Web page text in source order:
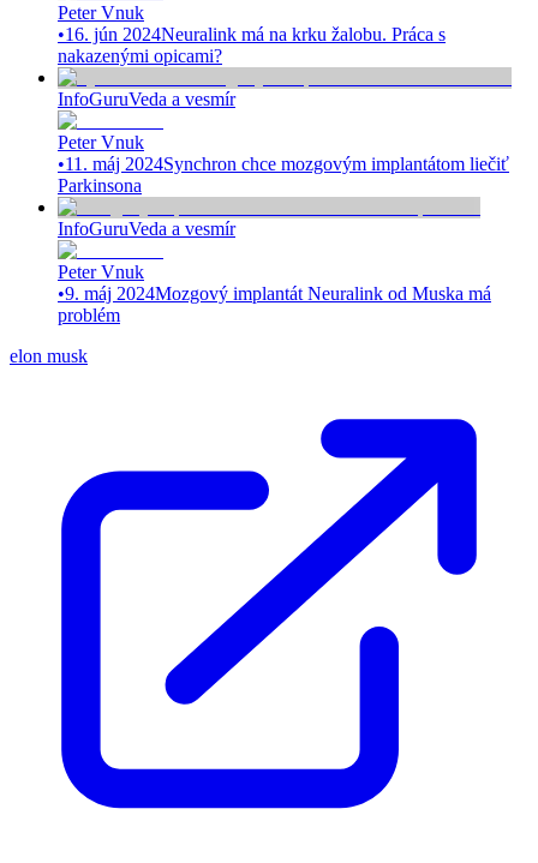
Peter Vnuk
•16. jún 2024Neuralink má na krku žalobu. Práca s
nakazenými opicami?
InfoGuruVeda a vesmír
Peter Vnuk
•11. máj 2024Synchron chce mozgovým implantátom liečiť
Parkinsona
InfoGuruVeda a vesmír
Peter Vnuk
•9. máj 2024Mozgový implantát Neuralink od Muska má
problém
elon musk